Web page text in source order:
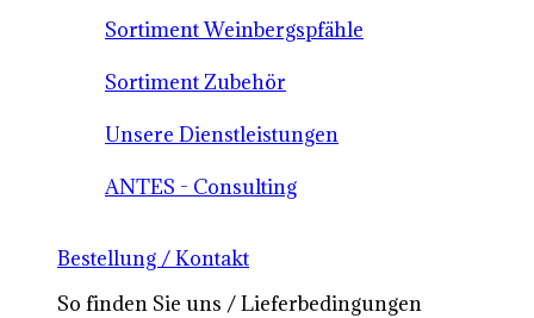
Sortiment Weinbergspfähle
Sortiment Zubehör
Unsere Dienstleistungen
ANTES - Consulting
Bestellung / Kontakt
So finden Sie uns / Lieferbedingungen